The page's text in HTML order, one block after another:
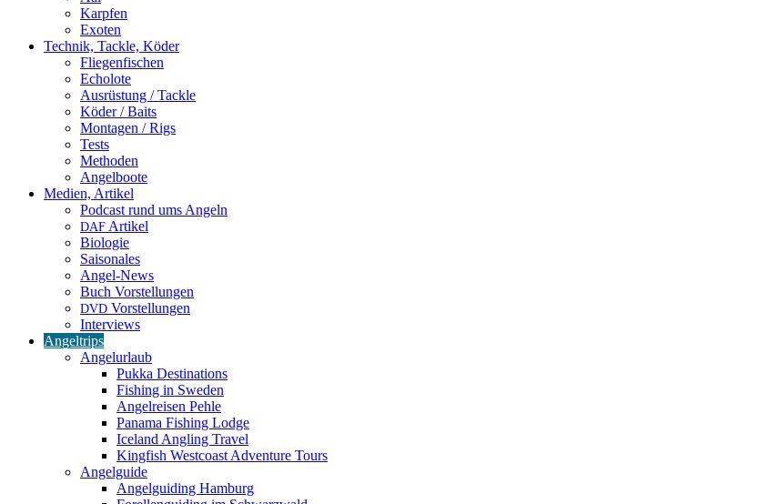
Karpfen
Exoten
Technik, Tackle, Köder
Fliegenfischen
Echolote
Ausrüstung / Tackle
Köder / Baits
Montagen / Rigs
Tests
Methoden
Angelboote
Medien, Artikel
Podcast rund ums Angeln
DAF Artikel
Biologie
Saisonales
Angel-News
Buch Vorstellungen
DVD Vorstellungen
Interviews
Angeltrips
Angelurlaub
Pukka Destinations
Fishing in Sweden
Angelreisen Pehle
Panama Fishing Lodge
Iceland Angling Travel
Kingfish Westcoast Adventure Tours
Angelguide
Angelguiding Hamburg